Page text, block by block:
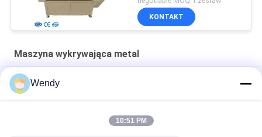
KONTAKT
Maszyna wykrywająca metal
Wykrywacz metalu o czułości wykrywania 50 mm stosowany
w przemyśle spożywczym
Wendy
10:51 PM